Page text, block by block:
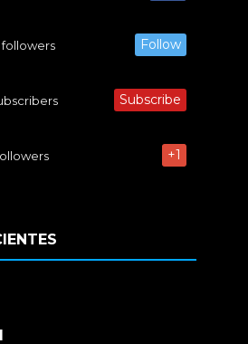
followers Follow
Subscribe
+1